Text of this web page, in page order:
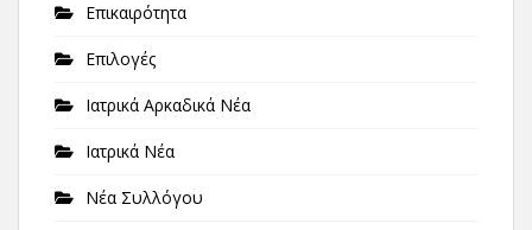
Επικαιρότητα
Επιλογές
Ιατρικά Αρκαδικά Νέα
Ιατρικά Νέα
Νέα Συλλόγου